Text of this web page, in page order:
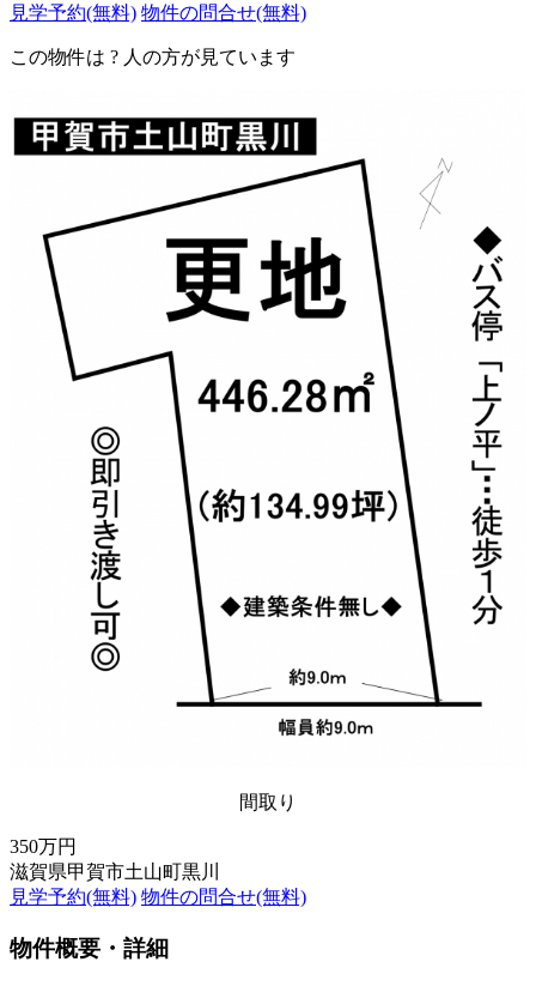
見学予約(無料) 物件の問合せ(無料)
この物件は ? 人の方が見ています
間取り
350万円
滋賀県甲賀市土山町黒川
見学予約(無料) 物件の問合せ(無料)
物件概要・詳細